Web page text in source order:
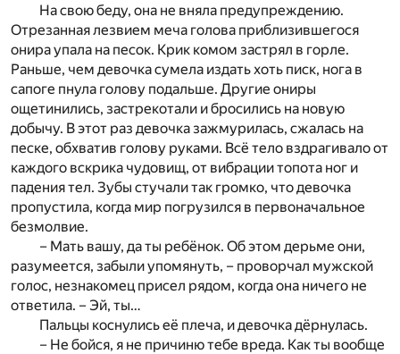
На свою беду, она не вняла предупреждению.
Отрезанная лезвием меча голова приблизившегося
онира упала на песок. Крик комом застрял в горле.
Раньше, чем девочка сумела издать хоть писк, нога в
сапоге пнула голову подальше. Другие ониры
ощетинились, застрекотали и бросились на новую
добычу. В этот раз девочка зажмурилась, сжалась на
песке, обхватив голову руками. Всё тело вздрагивало от
каждого вскрика чудовищ, от вибрации топота ног и
падения тел. Зубы стучали так громко, что девочка
пропустила, когда мир погрузился в первоначальное
безмолвие.
– Мать вашу, да ты ребёнок. Об этом дерьме они,
разумеется, забыли упомянуть, – проворчал мужской
голос, незнакомец присел рядом, когда она ничего не
ответила. – Эй, ты…
Пальцы коснулись её плеча, и девочка дёрнулась.
– Не бойся, я не причиню тебе вреда. Как ты вообще